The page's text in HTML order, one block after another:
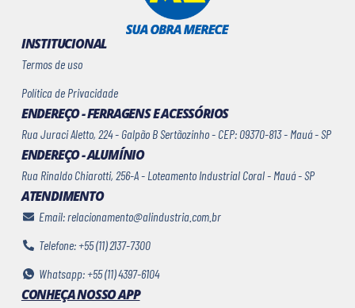
INSTITUCIONAL
Termos de uso
Política de Privacidade
ENDEREÇO - FERRAGENS E ACESSÓRIOS
Rua Juraci Aletto, 224 - Galpão B Sertãozinho - CEP: 09370-813 - Mauá - SP
ENDEREÇO - ALUMÍNIO
Rua Rinaldo Chiarotti, 256-A - Loteamento Industrial Coral - Mauá - SP
ATENDIMENTO
Email: relacionamento@alindustria.com.br
Telefone: +55 (11) 2137-7300
Whatsapp: +55 (11) 4397-6104
CONHEÇA NOSSO APP